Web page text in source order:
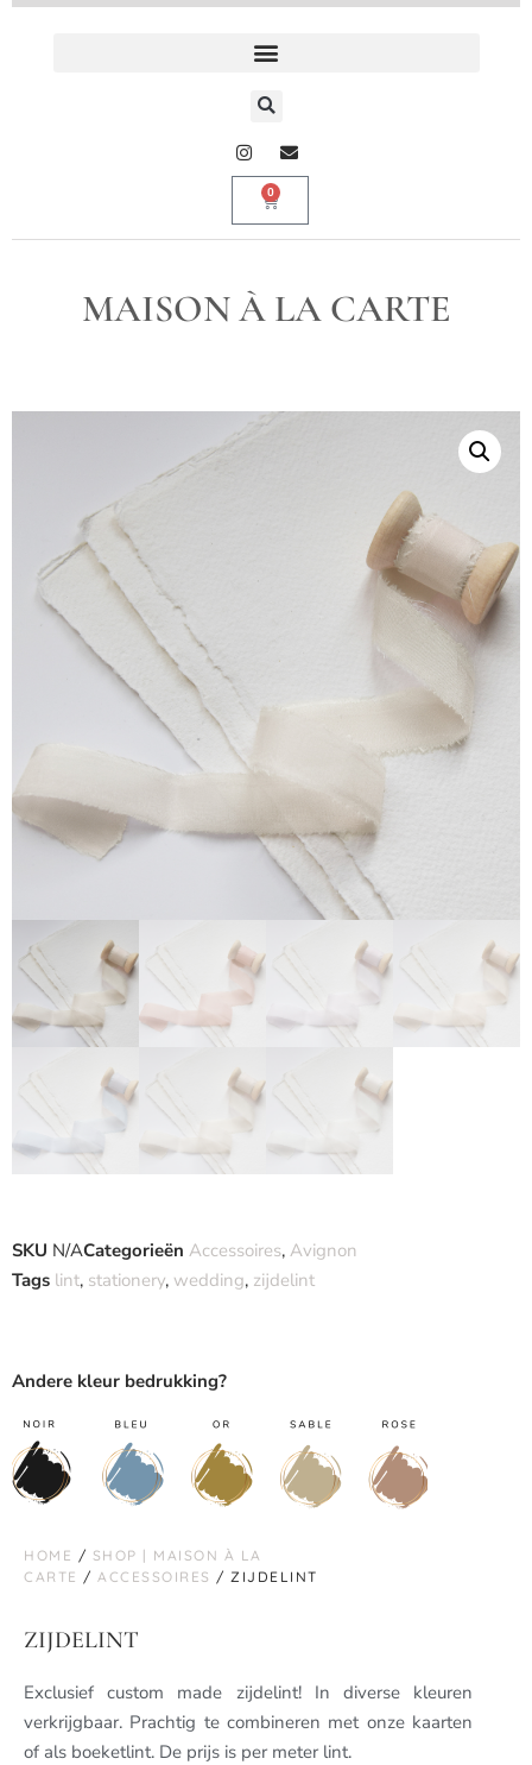
0
MAISON À LA CARTE
SKU N/ACategorieën Accessoires, Avignon
Tags lint, stationery, wedding, zijdelint
Andere kleur bedrukking?
HOME / SHOP | MAISON À LA
CARTE / ACCESSOIRES / ZIJDELINT
ZIJDELINT
Exclusief custom made zijdelint! In diverse kleuren
verkrijgbaar. Prachtig te combineren met onze kaarten
of als boeketlint. De prijs is per meter lint.